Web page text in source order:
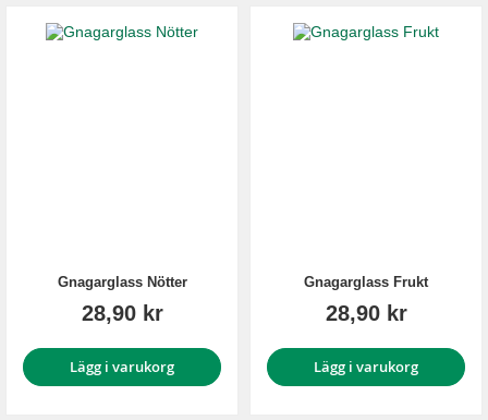
Gnagarglass Nötter
28,90 kr
Lägg i varukorg
Gnagarglass Frukt
28,90 kr
Lägg i varukorg